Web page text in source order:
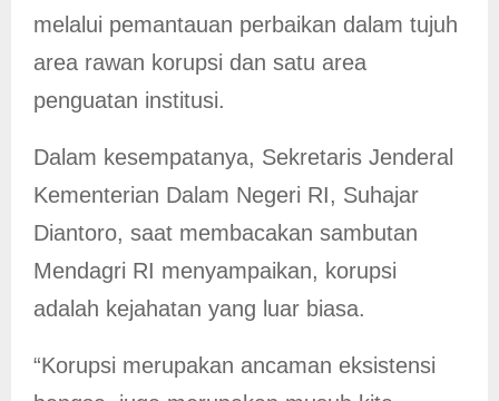
melalui pemantauan perbaikan dalam tujuh
area rawan korupsi dan satu area
penguatan institusi.
Dalam kesempatanya, Sekretaris Jenderal
Kementerian Dalam Negeri RI, Suhajar
Diantoro, saat membacakan sambutan
Mendagri RI menyampaikan, korupsi
adalah kejahatan yang luar biasa.
“Korupsi merupakan ancaman eksistensi